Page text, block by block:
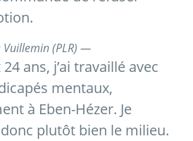
Vuillemin (PLR) —
ans, j’ai travaillé avec
mentaux,
à Eben-Hézer. Je
plutôt bien le milieu.